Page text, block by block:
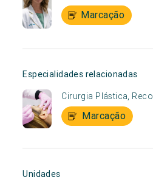
Marcação
Especialidades relacionadas
Cirurgia Plástica,
Marcação
Unidades